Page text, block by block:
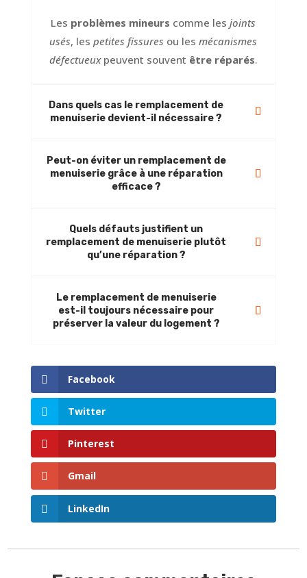
Les problèmes mineurs comme lesjoints
usés, lespetites fissures ou lesmécanismes
défectueuxpeuvent souvent être réparés.
Dans quels cas le remplacement de
menuiserie devient-il nécessaire ?
Peut-on éviter un remplacement de
menuiserie grâce à une réparation
efficace ?
Quels défauts justifient un
remplacement de menuiserie plutôt
qu’une réparation ?
Le remplacement de menuiserie
est-il toujours nécessaire pour
préserver la valeur du logement ?
Facebook
Twitter
Pinterest
Gmail
LinkedIn